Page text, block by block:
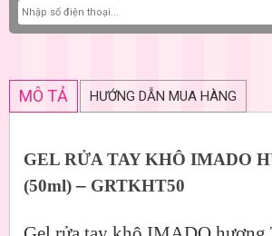
MÔ TẢ HƯỚNG DẪN MUA HÀNG
GEL RỬA TAY KHÔ IMADO
(50ml)– GRTKHT50